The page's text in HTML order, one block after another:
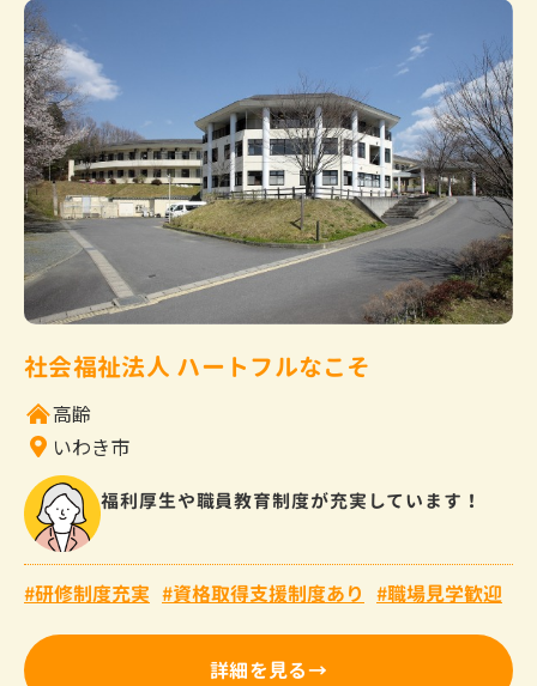
社会福祉法人 ハートフルなこそ
高齢
いわき市
福利厚生や職員教育制度が充実しています！
研修制度充実 資格取得支援制度あり 職場見学歓迎
詳細を見る